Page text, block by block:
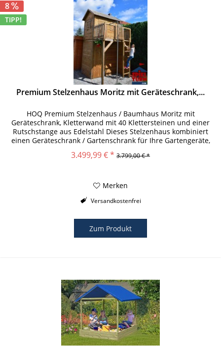
8
TIPP!
Premium Stelzenhaus Moritz mit Geräteschrank,...
HOQ Premium Stelzenhaus / Baumhaus Moritz mit
Geräteschrank, Kletterwand mit 40 Klettersteinen und einer
Rutschstange aus Edelstahl Dieses Stelzenhaus kombiniert
einen Geräteschrank / Gartenschrank für Ihre Gartengeräte,
Rasenmäher, etc....
3.499,99 € * 3.799,00 € *
Merken
Versandkostenfrei
Zum Produkt